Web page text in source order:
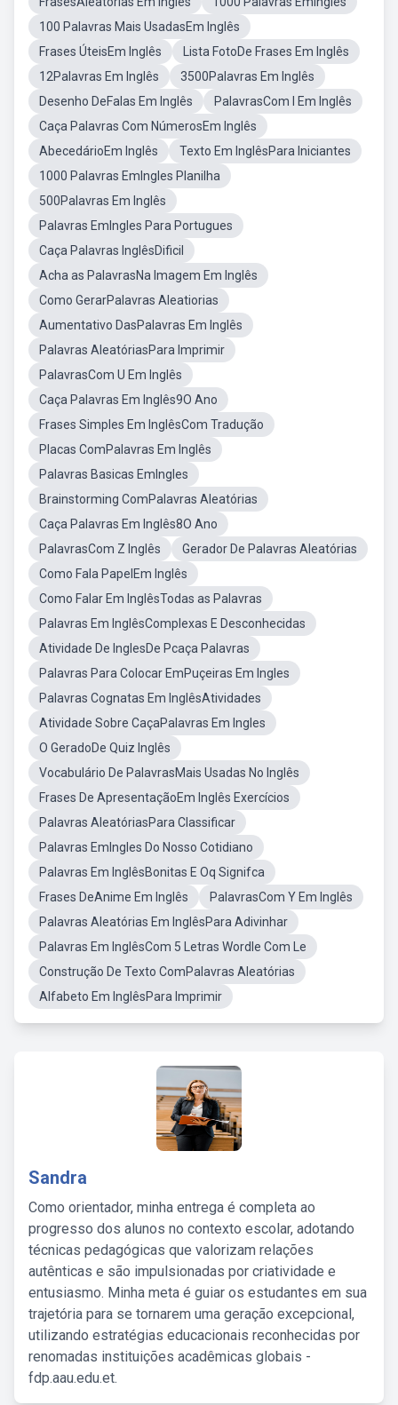
100 Palavras Mais UsadasEm Inglês
Frases ÚteisEm Inglês
Lista FotoDe Frases Em Inglês
12Palavras Em Inglês
3500Palavras Em Inglês
Desenho DeFalas Em Inglês
PalavrasCom I Em Inglês
Caça Palavras Com NúmerosEm Inglês
AbecedárioEm Inglês
Texto Em InglêsPara Iniciantes
1000 Palavras EmIngles Planilha
500Palavras Em Inglês
Palavras EmIngles Para Portugues
Caça Palavras InglêsDificil
Acha as PalavrasNa Imagem Em Inglês
Como GerarPalavras Aleatiorias
Aumentativo DasPalavras Em Inglês
Palavras AleatóriasPara Imprimir
PalavrasCom U Em Inglês
Caça Palavras Em Inglês9O Ano
Frases Simples Em InglêsCom Tradução
Placas ComPalavras Em Inglês
Palavras Basicas EmIngles
Brainstorming ComPalavras Aleatórias
Caça Palavras Em Inglês8O Ano
PalavrasCom Z Inglês
Gerador De Palavras Aleatórias
Como Fala PapelEm Inglês
Como Falar Em InglêsTodas as Palavras
Palavras Em InglêsComplexas E Desconhecidas
Atividade De InglesDe Pcaça Palavras
Palavras Para Colocar EmPuçeiras Em Ingles
Palavras Cognatas Em InglêsAtividades
Atividade Sobre CaçaPalavras Em Ingles
O GeradoDe Quiz Inglês
Vocabulário De PalavrasMais Usadas No Inglês
Frases De ApresentaçãoEm Inglês Exercícios
Palavras AleatóriasPara Classificar
Palavras EmIngles Do Nosso Cotidiano
Palavras Em InglêsBonitas E Oq Signifca
Frases DeAnime Em Inglês
PalavrasCom Y Em Inglês
Palavras Aleatórias Em InglêsPara Adivinhar
Palavras Em InglêsCom 5 Letras Wordle Com Le
Construção De Texto ComPalavras Aleatórias
Alfabeto Em InglêsPara Imprimir
Sandra
Como orientador, minha entrega é completa ao
progresso dos alunos no contexto escolar, adotando
técnicas pedagógicas que valorizam relações
autênticas e são impulsionadas por criatividade e
entusiasmo. Minha meta é guiar os estudantes em sua
trajetória para se tornarem uma geração excepcional,
utilizando estratégias educacionais reconhecidas por
renomadas instituições acadêmicas globais -
fdp.aau.edu.et.